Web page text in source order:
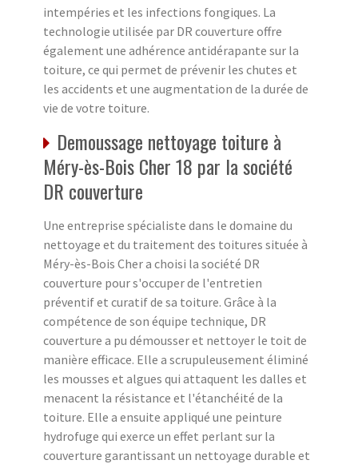
intempéries et les infections fongiques. La
technologie utilisée par DR couverture offre
également une adhérence antidérapante sur la
toiture, ce qui permet de prévenir les chutes et
les accidents et une augmentation de la durée de
vie de votre toiture.
Demoussage nettoyage toiture à
Méry-ès-Bois Cher 18 par la société
DR couverture
Une entreprise spécialiste dans le domaine du
nettoyage et du traitement des toitures située à
Méry-ès-Bois Cher a choisi la société DR
couverture pour s'occuper de l'entretien
préventif et curatif de sa toiture. Grâce à la
compétence de son équipe technique, DR
couverture a pu démousser et nettoyer le toit de
manière efficace. Elle a scrupuleusement éliminé
les mousses et algues qui attaquent les dalles et
menacent la résistance et l'étanchéité de la
toiture. Elle a ensuite appliqué une peinture
hydrofuge qui exerce un effet perlant sur la
couverture garantissant un nettoyage durable et